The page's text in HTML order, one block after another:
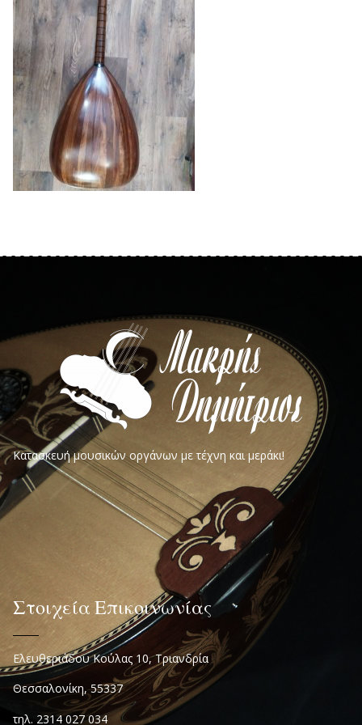
Κατασκευή μουσικών οργάνων με τέχνη και μεράκι!
Στοιχεία Επικοινωνίας
Ελευθεριάδου Κούλας 10, Τριανδρία
Θεσσαλονίκη, 55337
τηλ. 2314 027 034